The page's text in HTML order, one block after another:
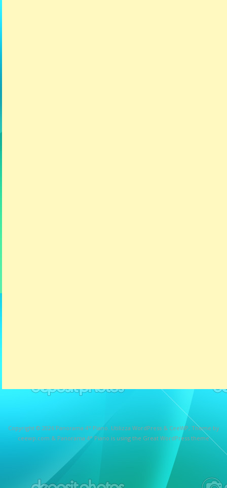
Copyright © 2026 Panorama 4° Piano . Utilizza WordPress& CeeWP, Theme by
ceewp.com & Panorama 4° Piano is using the Great WordPress theme